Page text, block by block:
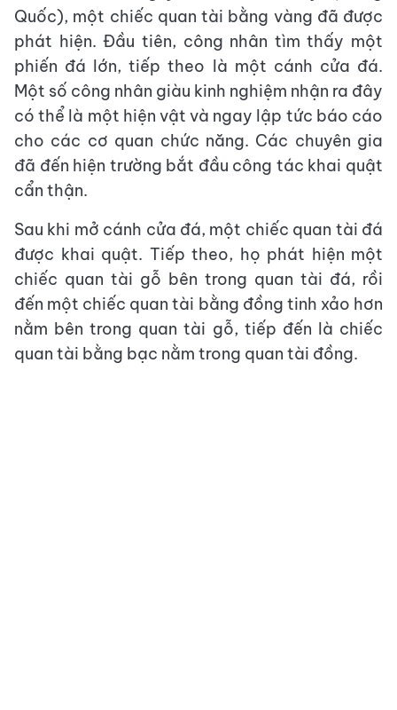
Quốc), một chiếc quan tài bằng vàng đã được
phát hiện. Đầu tiên, công nhân tìm thấy một
phiến đá lớn, tiếp theo là một cánh cửa đá.
Một số công nhân giàu kinh nghiệm nhận ra đây
có thể là một hiện vật và ngay lập tức báo cáo
cho các cơ quan chức năng. Các chuyên gia
đã đến hiện trường bắt đầu công tác khai quật
cẩn thận.
Sau khi mở cánh cửa đá, một chiếc quan tài đá
được khai quật. Tiếp theo, họ phát hiện một
chiếc quan tài gỗ bên trong quan tài đá, rồi
đến một chiếc quan tài bằng đồng tinh xảo hơn
nằm bên trong quan tài gỗ, tiếp đến là chiếc
quan tài bằng bạc nằm trong quan tài đồng.